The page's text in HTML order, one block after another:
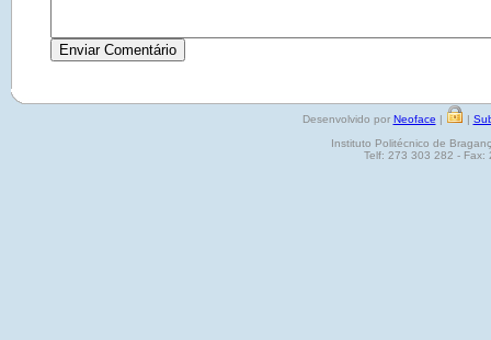
Desenvolvido por Neoface | |
Instituto Politécnico de
Telf: 273 303 282 - Fax: